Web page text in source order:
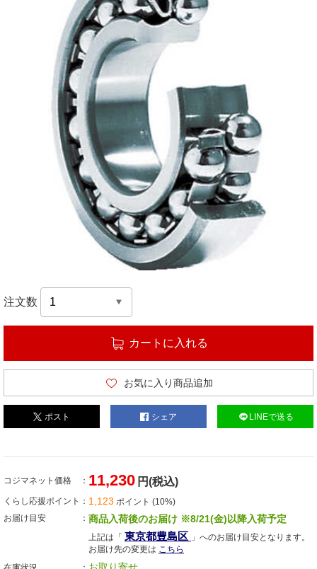
注文数
カートに入れる
お気に入り商品追加
ポスト シェア LINEで送る
コジマネット価格 11,230 円(税込)
くらし応援ポイント 1,123 ポイント (10%)
お届け目安
商品入荷後のお届け ※8/21(金)以降入荷予定
上記は「 東京都豊島区 」へのお届け目安となります。
お届け先の変更は こちら